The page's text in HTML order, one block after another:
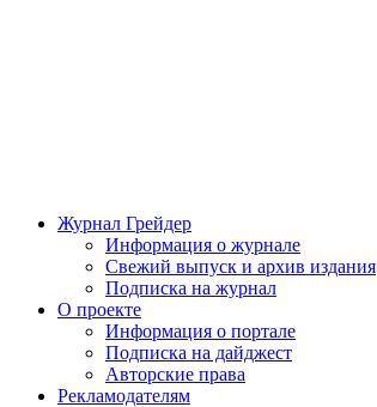
Журнал Грейдер
Информация о журнале
Свежий выпуск и архив издания
Подписка на журнал
О проекте
Информация о портале
Подписка на дайджест
Авторские права
Рекламодателям